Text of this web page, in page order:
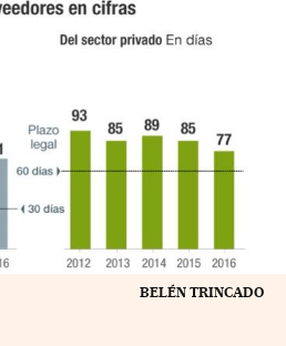
BELÉN TRINCADO